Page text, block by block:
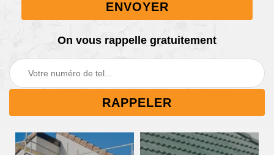
On vous rappelle gratuitement